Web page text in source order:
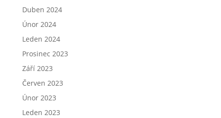
Duben 2024
Únor 2024
Leden 2024
Prosinec 2023
Září 2023
Červen 2023
Únor 2023
Leden 2023